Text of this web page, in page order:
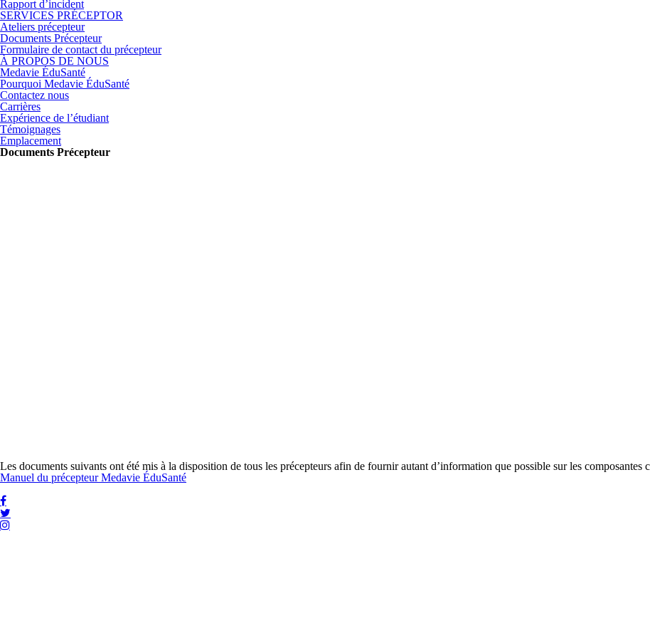
Rapport d’incident
SERVICES PRÉCEPTOR
Ateliers précepteur
Documents Précepteur
Formulaire de contact du précepteur
À PROPOS DE NOUS
Medavie ÉduSanté
Pourquoi Medavie ÉduSanté
Contactez nous
Carrières
Expérience de l’étudiant
Témoignages
Emplacement
Documents Précepteur
Les documents suivants ont été mis à la disposition de tous les précepteurs afin de fournir autant d’information que possible sur les
Manuel du précepteur Medavie ÉduSanté